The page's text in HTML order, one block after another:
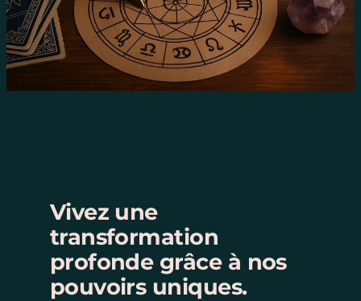
Vivez une
transformation
profonde grâce à nos
pouvoirs uniques.